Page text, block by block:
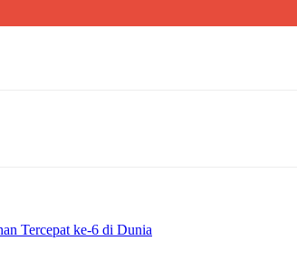
Tercepat ke-6 di Dunia